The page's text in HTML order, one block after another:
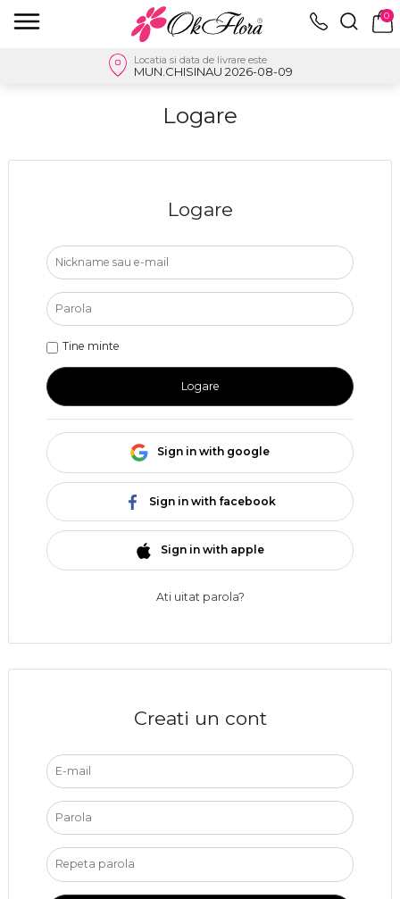
0
Locatia si data de livrare este
MUN.CHISINAU 2026-08-09
Logare
Logare
Tine minte
Logare
Sign in with google
Sign in with facebook
Sign in with apple
Ati uitat parola?
Creati un cont